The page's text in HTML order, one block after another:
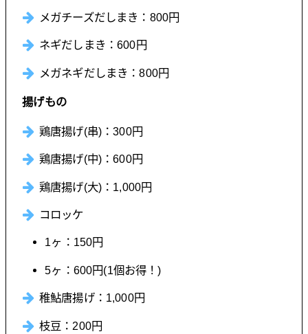
メガチーズだしまき：800円
ネギだしまき：600円
メガネギだしまき：800円
揚げもの
鶏唐揚げ(串)：300円
鶏唐揚げ(中)：600円
鶏唐揚げ(大)：1,000円
コロッケ
1ヶ：150円
5ヶ：600円(1個お得！)
稚鮎唐揚げ：1,000円
枝豆：200円